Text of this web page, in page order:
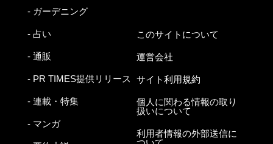
- ガーデニング
- 占い
- 通販
- PR TIMES提供リリース
- 連載・特集
- マンガ
このサイトについて
運営会社
サイト利用規約
個人に関わる情報の取り
扱いについて
利用者情報の外部送信に